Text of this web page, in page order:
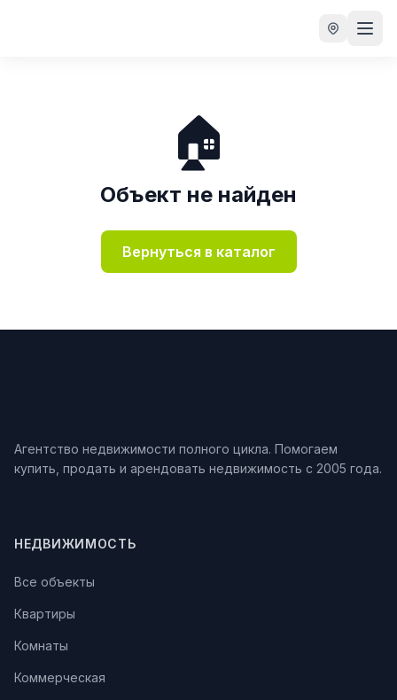
🏠
Объект не найден
Вернуться в каталог
Агентство недвижимости полного цикла. Помогаем
купить, продать и арендовать недвижимость с 2005 года.
НЕДВИЖИМОСТЬ
Все объекты
Квартиры
Комнаты
Коммерческая